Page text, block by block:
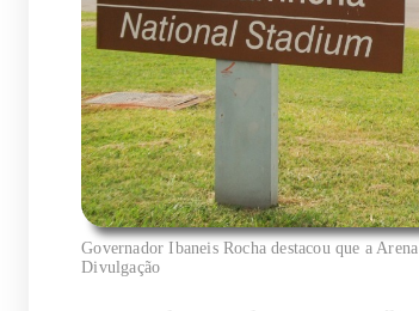
Governador Ibaneis Rocha destacou que a
Divulgação